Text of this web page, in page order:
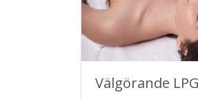
Välgörande